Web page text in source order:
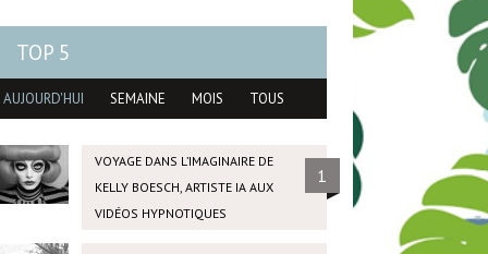
TOP 5
AUJOURD'HUI SEMAINE MOIS TOUS
VOYAGE DANS L’IMAGINAIRE DE
KELLY BOESCH, ARTISTE IA AUX
VIDÉOS HYPNOTIQUES
1